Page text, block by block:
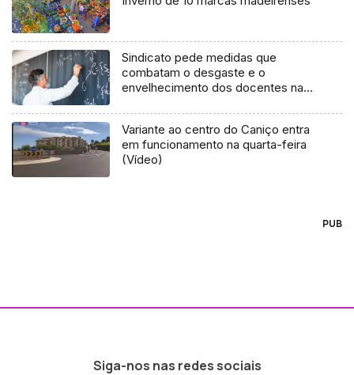
Sindicato pede medidas que
combatam o desgaste e o
envelhecimento dos docentes na
Variante ao centro do Caniço entra
em funcionamento na quarta-feira
(Vídeo)
PUB
Siga-nos nas redes sociais